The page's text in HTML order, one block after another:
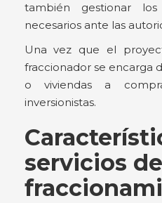
también gestionar
necesarios ante las
Una vez que el
fraccionador se encarga
o viviendas a
inversionistas.
servicios